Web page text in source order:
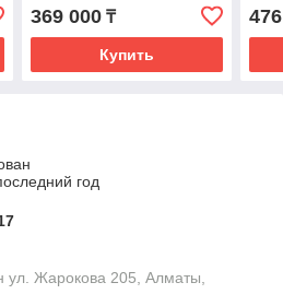
369 000₸
Купить
год
ул. Жарокова 205, Алматы,